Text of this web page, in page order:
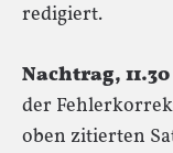
redigiert.
Nachtrag,
der
oben zitierten